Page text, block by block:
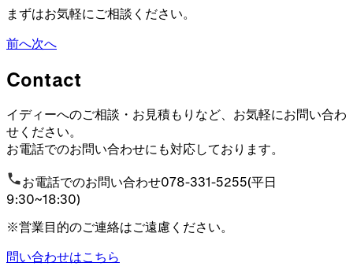
まずはお気軽にご相談ください。
前へ次へ
Contact
イディーへのご相談・お見積もりなど、お気軽にお問い合わ
せください。
お電話でのお問い合わせにも対応しております。
お電話でのお問い合わせ078-331-5255(平日
9:30~18:30)
※営業目的のご連絡はご遠慮ください。
問い合わせはこちら